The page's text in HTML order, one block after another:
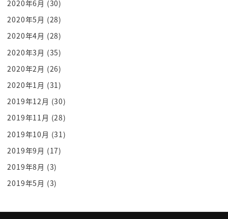
2020年6月 (30)
2020年5月 (28)
2020年4月 (28)
2020年3月 (35)
2020年2月 (26)
2020年1月 (31)
2019年12月 (30)
2019年11月 (28)
2019年10月 (31)
2019年9月 (17)
2019年8月 (3)
2019年5月 (3)